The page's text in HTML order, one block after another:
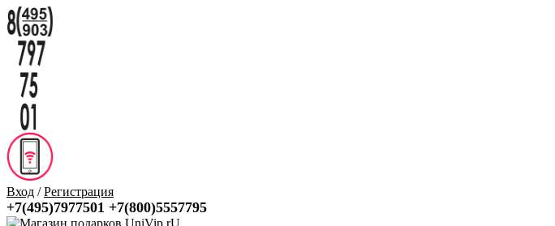
Вход /Регистрация
+7(495)7977501 +7(800)5557795